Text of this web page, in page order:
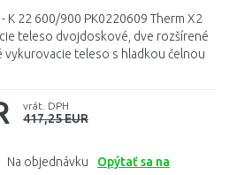
K 22 600/900 PK0220609 Therm X2
teleso dvojdoskové, dve rozšírené
teleso s hladkou čelnou
vrát. DPH
417,25 EUR
Na objednávku
Opýtať sa na